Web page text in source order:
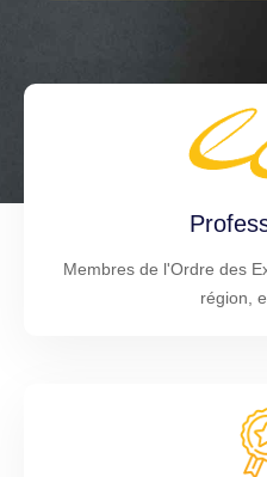
Membres de l'Ordre des
région,